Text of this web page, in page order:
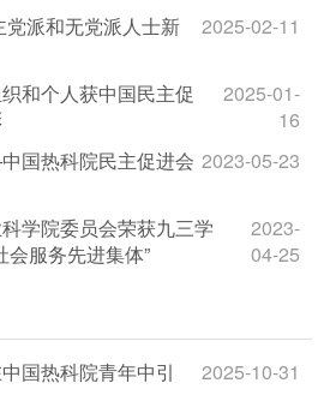
派和无党派人士新
2025-02-11
和个人获中国民主促
2025-01-
16
国热科院民主促进会 2023-05-23
学院委员会荣获九三学
会服务先进集体”
2023-
04-25
国热科院青年中引
2025-10-31